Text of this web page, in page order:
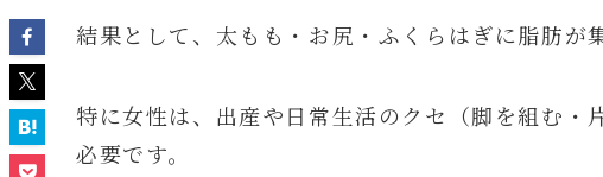
結果として、太もも・お尻・ふくらはぎに脂肪が
特に女性は、出産や日常生活のクセ（脚を組む
必要です。